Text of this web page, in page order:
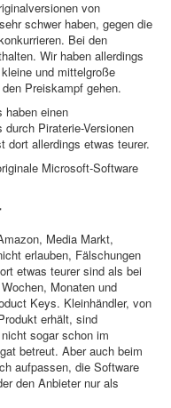
von
schwer haben, gegen die
Bei den
Wir haben allerdings
und mittelgroße
Preiskampf gehen.
haben einen
Piraterie-Versionen
dort allerdings etwas teurer.
Microsoft-Software
Media Markt,
erlauben, Fälschungen
etwas teurer sind als bei
Monaten und
Keys. Kleinhändler, von
erhält, sind
sogar schon im
betreut. Aber auch beim
aufpassen, die Software
den Anbieter nur als